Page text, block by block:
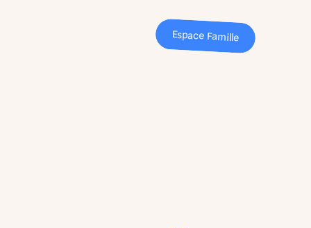
Espace Famille